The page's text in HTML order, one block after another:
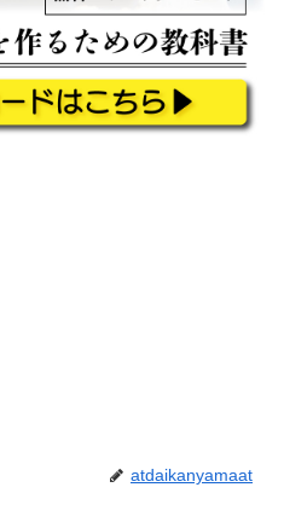
atdaikanyamaat